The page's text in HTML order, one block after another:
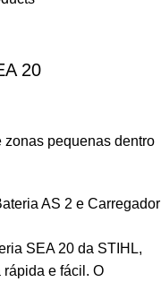
20
pequenas dentro
AS 2 e Carregador
SEA 20 da STIHL,
e fácil. O